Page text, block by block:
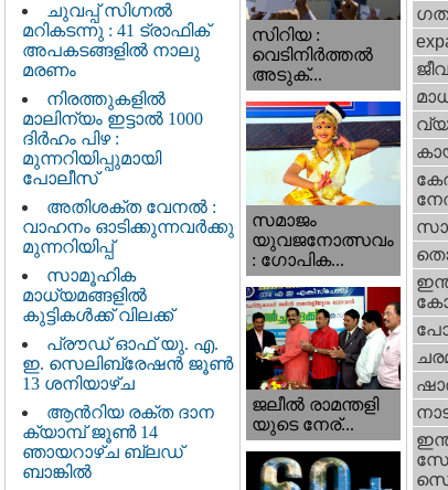
ചുവപ്പ് സിഗ്നൽ
മറികടന്നു : 41 ട്രാഫിക്
അപകടങ്ങളിൽ നാലു
മരണം
നിരത്തുകളിൽ
മാലിന്യം ഇട്ടാൽ 1000
ദിർഹം പിഴ :
മുന്നറിയിപ്പുമായി
പോലീസ്
അതിശക്ത വേനൽ :
വാഹനം ഓടിക്കുന്നവർക്കു
മുന്നറിയിപ്പ്
സാമൂഹിക
മാധ്യമങ്ങളിൽ
കുട്ടികൾക്ക് വിലക്ക്
പ്രൗഡ് ഓഫ് യു. എ.
ഇ. സെലിബ്രേഷൻ ജൂൺ
13 ശനിയാഴ്ച
ആൻറിയ രക്ത ദാന
ക്യാമ്പ് ജൂൺ 14
ഞായറാഴ്ച ബ്ലഡ്
ബാങ്കിൽ
സിറിയ :
വെടിനിർത്തൽ
അടുക്...
സമാജം
യുവജനോത്സവം
: ഗോപിക...
ജലീല്‍ രാമന്തളി
യുടെ നേര്...